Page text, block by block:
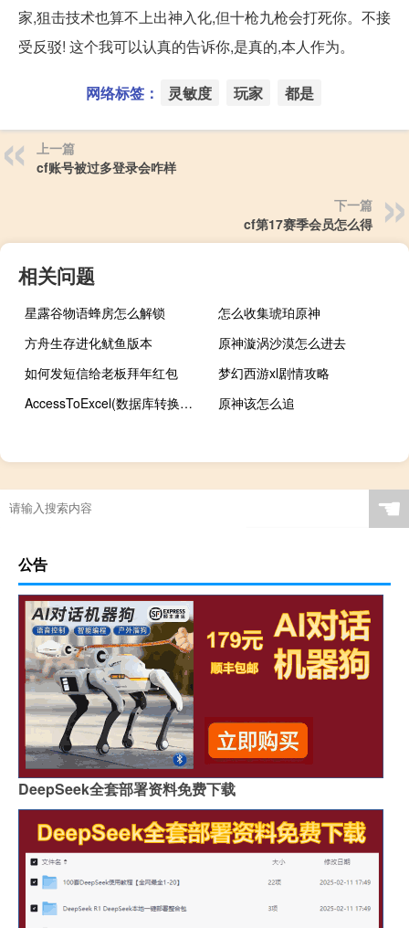
家,狙击技术也算不上出神入化,但十枪九枪会打死你。不接
受反驳! 这个我可以认真的告诉你,是真的,本人作为。
网络标签： 灵敏度 玩家 都是
上一篇
cf账号被过多登录会咋样
下一篇
cf第17赛季会员怎么得
相关问题
星露谷物语蜂房怎么解锁
怎么收集琥珀原神
方舟生存进化鱿鱼版本
原神漩涡沙漠怎么进去
如何发短信给老板拜年红包
梦幻西游xl剧情攻略
AccessToExcel(数据库转换工具) V3.0 官方版（AccessToExcel(数据库转换工具) V3.0 官方版功能简介）
原神该怎么追
☚
公告
DeepSeek全套部署资料免费下载